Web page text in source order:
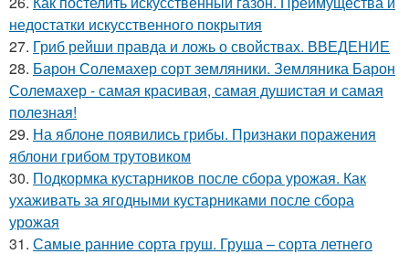
недостатки искусственного покрытия
27. Гриб рейши правда и ложь о свойствах. ВВЕДЕНИЕ
28. Барон Солемахер сорт земляники. Земляника Барон
Солемахер - самая красивая, самая душистая и самая
полезная!
29. На яблоне появились грибы. Признаки поражения
яблони грибом трутовиком
30. Подкормка кустарников после сбора урожая. Как
ухаживать за ягодными кустарниками после сбора
урожая
31. Самые ранние сорта груш. Груша – сорта летнего